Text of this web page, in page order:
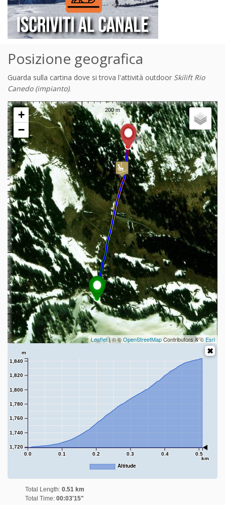
Posizione geografica
Guarda sulla cartina dove si trova l'attività outdoor Skilift Rio
Canedo (impianto).
+
−
Leaflet| © ©OpenStreetMapContributors & © Esri
0.0 0.1 0.2 0.3 0.4 0.5
km
1,720
1,740
1,760
1,780
1,800
1,820
1,840
m
Altitude
Total Length: 0.51 km
Total Time: 00:03'15"